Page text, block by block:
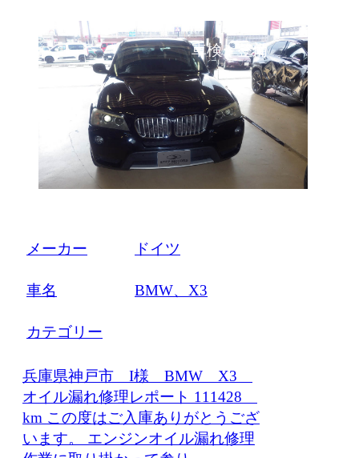
車検・整備
メーカー ドイツ
車名 BMW、X3
カテゴリー
兵庫県神戸市 I様 BMW X3
オイル漏れ修理レポート 111428
km この度はご入庫ありがとうござ
います。 エンジンオイル漏れ修理